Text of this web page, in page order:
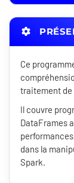
Ce
traitement de
Il couvre
DataFrames
dans la
Spark.